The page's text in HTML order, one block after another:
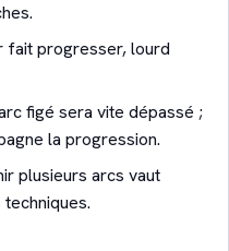
fait progresser, lourd
figé sera vite dépassé ;
la progression.
plusieurs arcs vaut